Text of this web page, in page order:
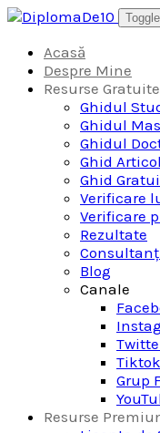
Skip
contentAcasă
Despre Mine
Resurse Gratuite
Ghidul
Ghidul
Ghidul
Ghid
Ghid
Verificare
Verificare
Rezultate
Blog
Canale
Tiktok
Grup
Resurse